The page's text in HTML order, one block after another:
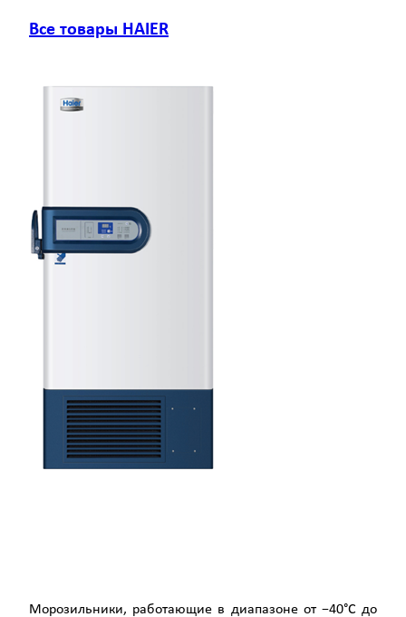
Все товары HAIER
Морозильники, работающие в диапазоне от −40°C до